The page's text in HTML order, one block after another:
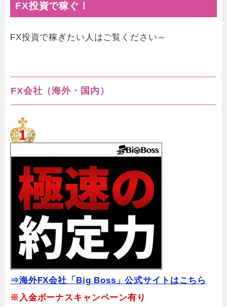
FX投資で稼ぐ！
FX投資で稼ぎたい人はご覧ください～
FX会社（海外・国内）
⇒海外FX会社「Big Boss」公式サイトはこちら
※入金ボーナスキャンペーン有り